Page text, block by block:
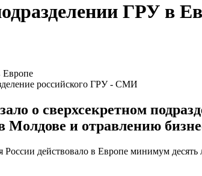
ГРУ в
российского ГРУ - СМИ
о сверхсекретном
Молдове и отравлению
России действовало в Европе минимум